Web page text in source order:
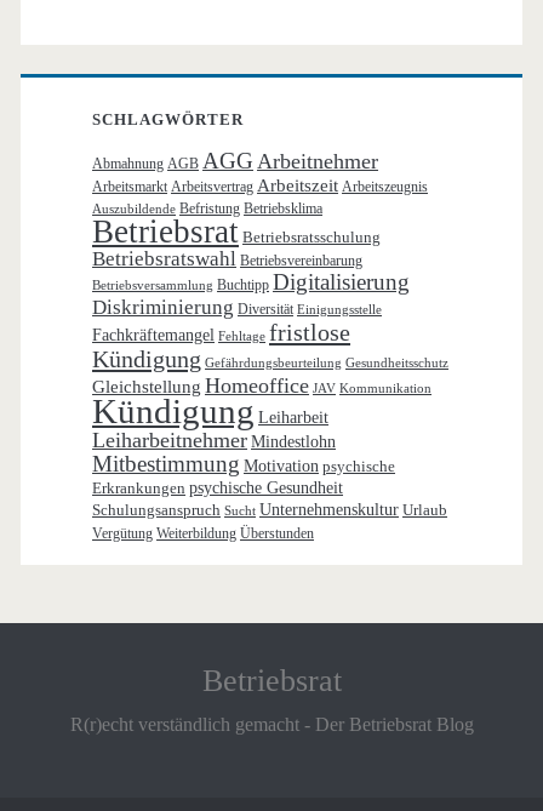
SCHLAGWÖRTER
Abmahnung AGB AGG Arbeitnehmer
Arbeitsmarkt Arbeitsvertrag Arbeitszeit Arbeitszeugnis
Auszubildende Befristung Betriebsklima
Betriebsrat Betriebsratsschulung
Betriebsratswahl Betriebsvereinbarung
Betriebsversammlung Buchtipp Digitalisierung
Diskriminierung Diversität Einigungsstelle
Fachkräftemangel Fehltage fristlose
Kündigung Gefährdungsbeurteilung Gesundheitsschutz
Gleichstellung Homeoffice JAV Kommunikation
Kündigung Leiharbeit
Leiharbeitnehmer Mindestlohn
Mitbestimmung Motivation psychische
Erkrankungen psychische Gesundheit
Schulungsanspruch Sucht Unternehmenskultur Urlaub
Vergütung Weiterbildung Überstunden
Betriebsrat
R(r)echt verständlich gemacht - Der Betriebsrat Blog